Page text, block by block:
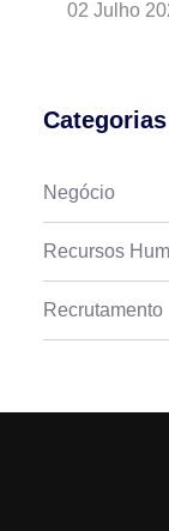
02 Julho
Negócio
Recursos
Recrutamento